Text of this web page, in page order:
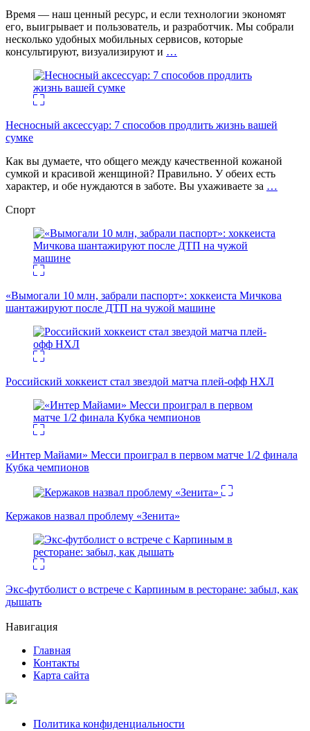
Время — наш ценный ресурс, и если технологии экономят
его, выигрывает и пользователь, и разработчик. Мы собрали
несколько удобных мобильных сервисов, которые
консультируют, визуализируют и …
Несносный аксессуар: 7 способов продлить жизнь вашей
сумке
Как вы думаете, что общего между качественной кожаной
сумкой и красивой женщиной? Правильно. У обеих есть
характер, и обе нуждаются в заботе. Вы ухаживаете за …
Спорт
«Вымогали 10 млн, забрали паспорт»: хоккеиста Мичкова
шантажируют после ДТП на чужой машине
Российский хоккеист стал звездой матча плей-офф НХЛ
«Интер Майами» Месси проиграл в первом матче 1/2 финала
Кубка чемпионов
Кержаков назвал проблему «Зенита»
Экс-футболист о встрече с Карпиным в ресторане: забыл, как
дышать
Навигация
Главная
Контакты
Карта сайта
Политика конфиденциальности